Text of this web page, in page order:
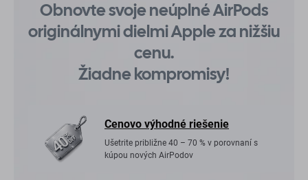
Obnovte svoje neúplné AirPods
originálnymi dielmi Apple za nižšiu
cenu.
Žiadne kompromisy!
Cenovo výhodné riešenie
Ušetrite približne 40 – 70 % v porovnaní s
kúpou nových AirPodov